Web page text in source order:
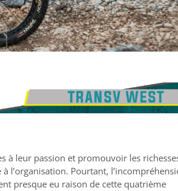
à leur passion et promouvoir les
l’organisation. Pourtant,
presque eu raison de cette quatrième